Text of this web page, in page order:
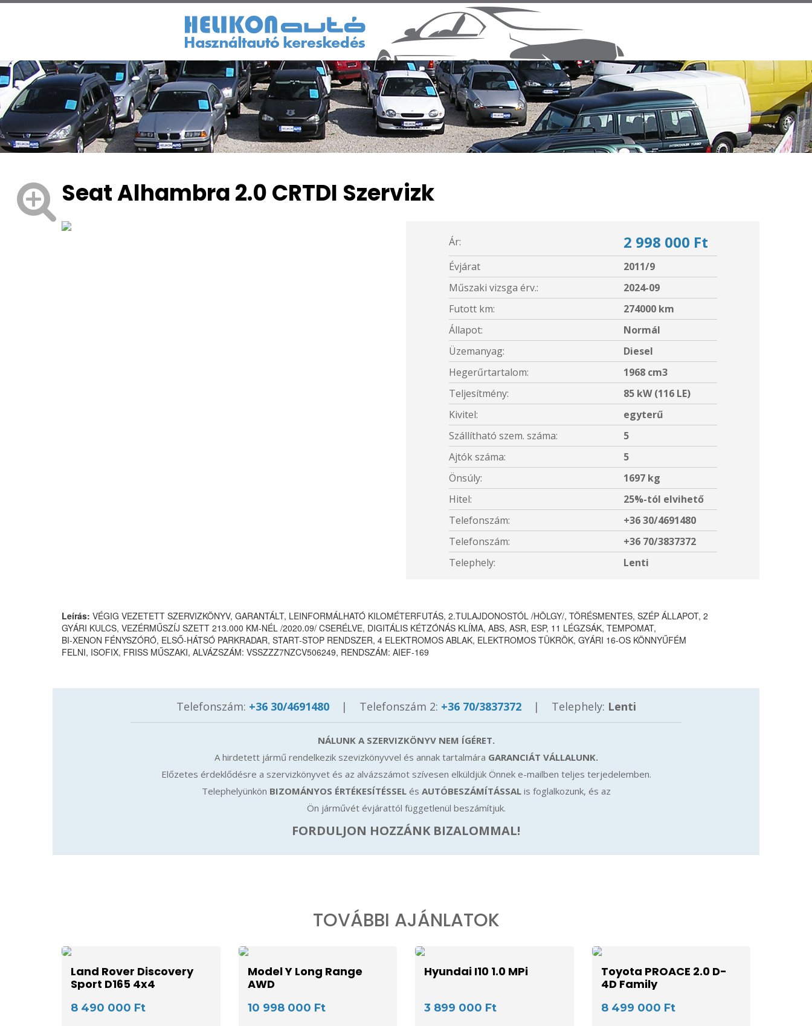
Seat Alhambra 2.0 CRTDI Szervizk
Ár: 2 998 000 Ft
Évjárat
2011/9
Műszaki vizsga érv.:
2024-09
Futott km:
274000 km
Állapot:
Normál
Üzemanyag:
Diesel
Hegerűrtartalom:
1968 cm3
Teljesítmény:
85 kW (116 LE)
Kivitel:
egyterű
Szállítható szem. száma:
5
Ajtók száma:
5
Önsúly:
1697 kg
Hitel:
25%-tól elvihető
Telefonszám:
+36 30/4691480
Telefonszám:
+36 70/3837372
Telephely:
Lenti
Leírás: VÉGIG VEZETETT SZERVIZKÖNYV, GARANTÁLT, LEINFORMÁLHATÓ KILOMÉTERFUTÁS, 2.TULAJDONOSTÓL /HÖLGY/, TÖRÉSMENTES, SZÉP ÁLLAPOT, 2
GYÁRI KULCS, VEZÉRMŰSZÍJ SZETT 213.000 KM-NÉL /2020.09/ CSERÉLVE, DIGITÁLIS KÉTZÓNÁS KLÍMA, ABS, ASR, ESP, 11 LÉGZSÁK, TEMPOMAT,
BI-XENON FÉNYSZÓRÓ, ELSŐ-HÁTSÓ PARKRADAR, START-STOP RENDSZER, 4 ELEKTROMOS ABLAK, ELEKTROMOS TÜKRÖK, GYÁRI 16-OS KÖNNYŰFÉM
FELNI, ISOFIX, FRISS MŰSZAKI, ALVÁZSZÁM: VSSZZZ7NZCV506249, RENDSZÁM: AIEF-169
Telefonszám: +36 30/4691480 | Telefonszám 2: +36 70/3837372 | Telephely: Lenti
NÁLUNK A SZERVIZKÖNYV NEM ÍGÉRET.
A hirdetett jármű rendelkezik szevizkönyvvel és annak tartalmára GARANCIÁT VÁLLALUNK.
Előzetes érdeklődésre a szervizkönyvet és az alvázszámot szívesen elküldjük Önnek e-mailben teljes terjedelemben.
Telephelyünkön BIZOMÁNYOS ÉRTÉKESÍTÉSSELés AUTÓBESZÁMÍTÁSSALis foglalkozunk, és az
Ön járművét évjárattól függetlenül beszámítjuk.
FORDULJON HOZZÁNK BIZALOMMAL!
TOVÁBBI AJÁNLATOK
Land Rover Discovery
Sport D165 4x4
8 490 000 Ft
Model Y Long Range
AWD
10 998 000 Ft
Hyundai I10 1.0 MPi
3 899 000 Ft
Toyota PROACE 2.0 D-
4D Family
8 499 000 Ft